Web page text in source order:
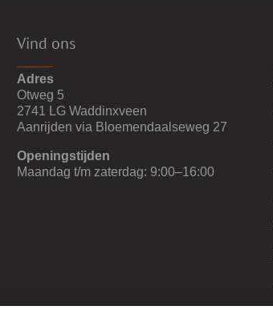
Vind ons
Adres
Otweg 5
2741 LG Waddinxveen
Aanrijden via Bloemendaalseweg 27
Openingstijden
Maandag t/m zaterdag: 9:00–16:00